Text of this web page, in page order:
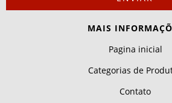
MAIS
Pagina inicial
Categorias de
Contato